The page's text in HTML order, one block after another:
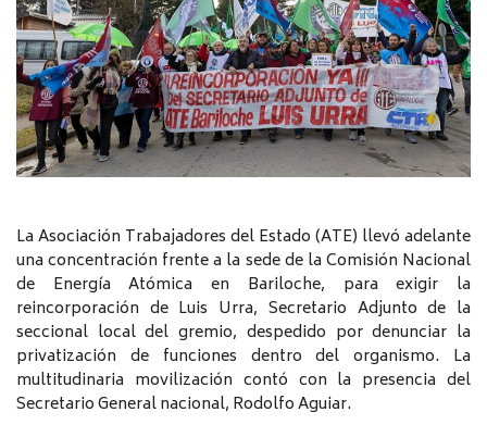
La Asociación Trabajadores del Estado (ATE) llevó adelante
una concentración frente a la sede de la Comisión Nacional
de Energía Atómica en Bariloche, para exigir la
reincorporación de Luis Urra, Secretario Adjunto de la
seccional local del gremio, despedido por denunciar la
privatización de funciones dentro del organismo. La
multitudinaria movilización contó con la presencia del
Secretario General nacional, Rodolfo Aguiar.